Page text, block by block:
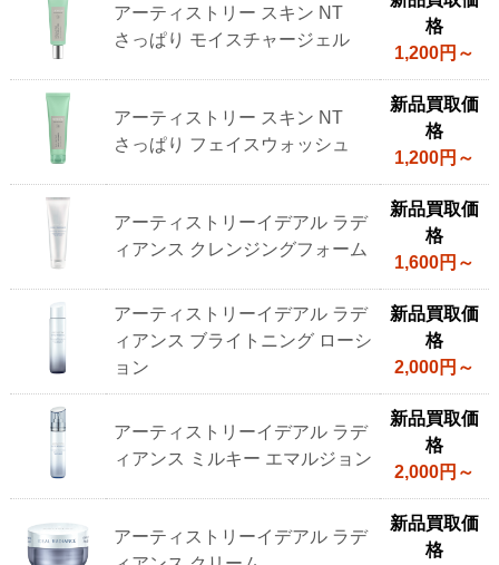
アーティストリー スキン NT
さっぱり モイスチャージェル
格
1,200円～
アーティストリー スキン NT
さっぱり フェイスウォッシュ
新品買取価
格
1,200円～
アーティストリーイデアル ラデ
ィアンス クレンジングフォーム
新品買取価
格
1,600円～
アーティストリーイデアル ラデ
ィアンス ブライトニング ローシ
ョン
新品買取価
格
2,000円～
アーティストリーイデアル ラデ
ィアンス ミルキー エマルジョン
新品買取価
格
2,000円～
アーティストリーイデアル ラデ
新品買取価
格